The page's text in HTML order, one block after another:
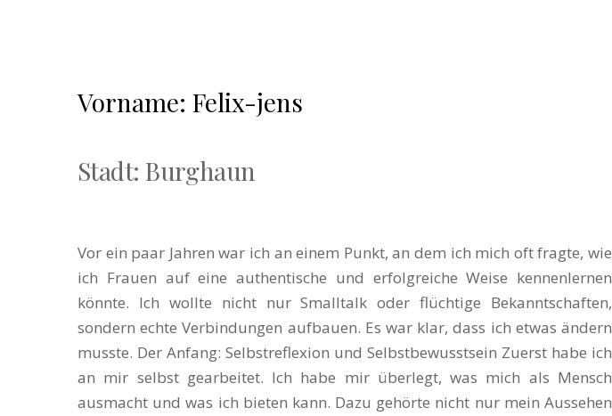
Vorname: Felix-jens
Stadt: Burghaun
Vor ein paar Jahren war ich an einem Punkt, an dem ich mich oft fragte, wie
ich Frauen auf eine authentische und erfolgreiche Weise kennenlernen
könnte. Ich wollte nicht nur Smalltalk oder flüchtige Bekanntschaften,
sondern echte Verbindungen aufbauen. Es war klar, dass ich etwas ändern
musste. Der Anfang: Selbstreflexion und Selbstbewusstsein Zuerst habe ich
an mir selbst gearbeitet. Ich habe mir überlegt, was mich als Mensch
ausmacht und was ich bieten kann. Dazu gehörte nicht nur mein Aussehen